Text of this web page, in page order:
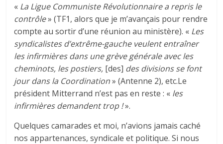
« La Ligue Communiste Révolutionnaire a repris le
contrôle» (TF1, alors que je m’avançais pour rendre
compte au sortir d’une réunion au ministère). « Les
syndicalistes d’extrême-gauche veulent entraîner
les infirmières dans une grève générale avec les
cheminots, les postiers, [des] des divisions se font
jour dans la Coordination» (Antenne 2), etc.Le
président Mitterrand n’est pas en reste : « les
infirmières demandent trop !».
Quelques camarades et moi, n’avions jamais caché
nos appartenances, syndicale et politique. Si nous